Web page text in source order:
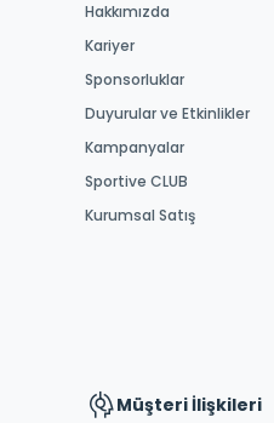
Hakkımızda
Kariyer
Sponsorluklar
Duyurular ve Etkinlikler
Kampanyalar
Sportive CLUB
Kurumsal Satış
Müşteri İlişkileri